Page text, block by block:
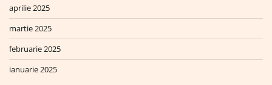
aprilie 2025
martie 2025
februarie 2025
ianuarie 2025